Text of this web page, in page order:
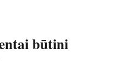
būtini